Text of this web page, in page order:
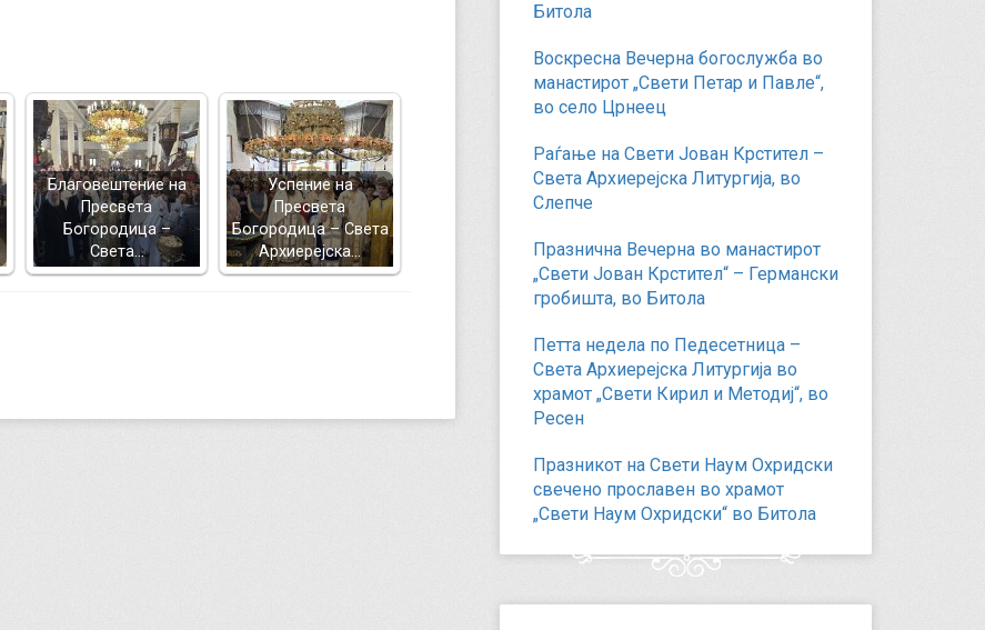
Благовештение на
Пресвета
Богородица –
Света…
Успение на
Пресвета
Богородица – Света
Архиерејска…
Битола
Воскресна Вечерна богослужба во
манастирот „Свети Петар и Павле“,
во село Црнеец
Раѓање на Свети Јован Крстител –
Света Архиерејска Литургија, во
Слепче
Празнична Вечерна во манастирот
„Свети Јован Крстител“ – Германски
гробишта, во Битола
Петта недела по Педесетница –
Света Архиерејска Литургија во
храмот „Свети Кирил и Методиј“, во
Ресен
Празникот на Свети Наум Охридски
свечено прославен во храмот
„Свети Наум Охридски“ во Битола